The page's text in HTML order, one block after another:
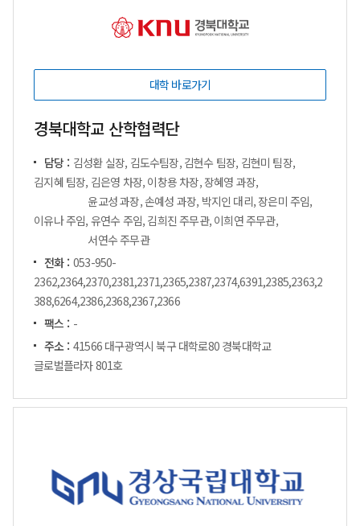
대학 바로가기
경북대학교 산학협력단
담당 : 김성환 실장, 김도수팀장, 김현수 팀장, 김현미 팀장,
김지혜 팀장, 김은영 차장, 이창용 차장, 장혜영 과장,
윤교성 과장, 손예성 과장, 박지인 대리, 장은미 주임,
이유나 주임, 유연수 주임, 김희진 주무관, 이희연 주무관,
서연수 주무관
전화 : 053-950-
2362,2364,2370,2381,2371,2365,2387,2374,6391,2385,2363,2
388,6264,2386,2368,2367,2366
팩스 : -
주소 : 41566 대구광역시 북구 대학로80 경북대학교
글로벌플라자 801호